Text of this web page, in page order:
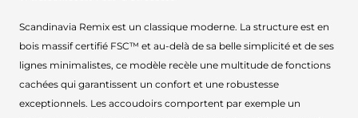
Scandinavia Remix est un classique moderne. La structure est en
bois massif certifié FSC™ et au-delà de sa belle simplicité et de ses
lignes minimalistes, ce modèle recèle une multitude de fonctions
cachées qui garantissent un confort et une robustesse
exceptionnels. Les accoudoirs comportent par exemple un